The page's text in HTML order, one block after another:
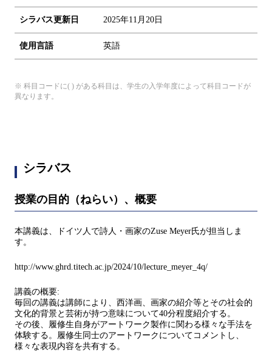
シラバス更新日 2025年11月20日
使用言語 英語
※ 科目コードに( ) がある科目は、学生の入学年度によって科目コードが
異なります。
シラバス
授業の目的（ねらい）、概要
本講義は、ドイツ人で詩人・画家のZuse Meyer氏が担当しま
す。
http://www.ghrd.titech.ac.jp/2024/10/lecture_meyer_4q/
講義の概要:
毎回の講義は講師により、西洋画、画家の紹介等とその社会的
文化的背景と芸術が持つ意味について40分程度紹介する。
その後、履修生自身がアートワーク製作に関わる様々な手法を
体験する。履修生同士のアートワークについてコメントし、
様々な表現内容を共有する。